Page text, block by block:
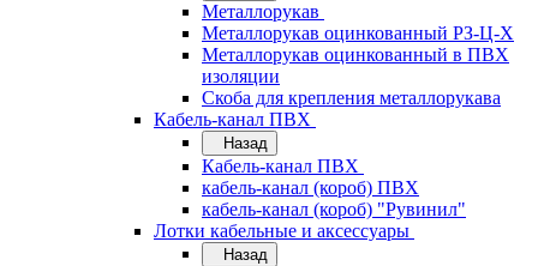
Металлорукав
Металлорукав оцинкованный РЗ-Ц-Х
Металлорукав оцинкованный в ПВХ
изоляции
Скоба для крепления металлорукава
Кабель-канал ПВХ
Назад
Кабель-канал ПВХ
кабель-канал (короб) ПВХ
кабель-канал (короб) "Рувинил"
Лотки кабельные и аксессуары
Назад